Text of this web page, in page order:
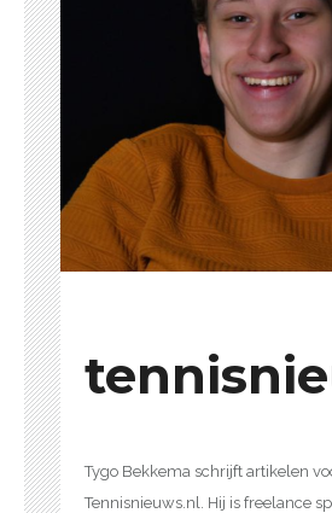
Tygo Bekkema schrijft artikelen
Tennisnieuws.nl. Hij is freelance